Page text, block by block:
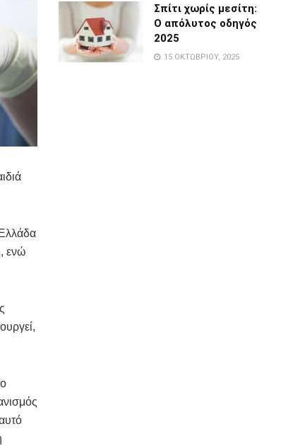
ενώ
Σπίτι χωρίς μεσίτη:
Ο απόλυτος οδηγός
2025
15 ΟΚΤΩΒΡΊΟΥ, 2025